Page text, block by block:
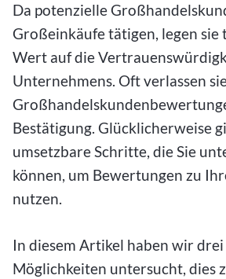
Da potenzielle
Großeinkäufe tätigen, legen
Wert auf die
Unternehmens. Oft verlassen
Bestätigung. Glücklicherweise
umsetzbare Schritte, die Sie
können, um Bewertungen zu
nutzen.
In diesem Artikel haben wir
Möglichkeiten untersucht, dies